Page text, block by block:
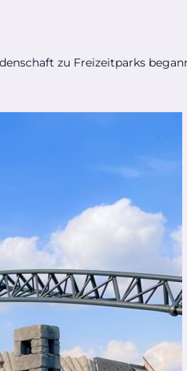
zu Freizeitparks